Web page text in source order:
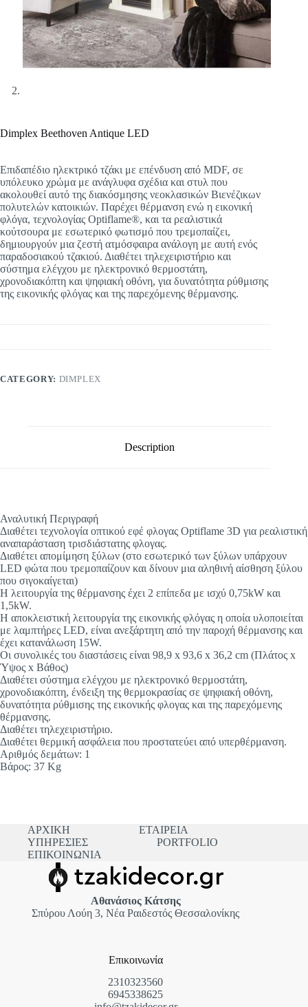
Dimplex Beethoven Antique LED
Eπιδαπέδιο ηλεκτρικό τζάκι με επένδυση από MDF, σε
υπόλευκο χρώμα με ανάγλυφα σχέδια και στυλ που
ακολουθεί αυτό της διακόσμησης νεοκλασικών Βιενέζικων
πολυτελών κατοικιών. Παρέχει θέρμανση ενώ η εικονική
φλόγα, τεχνολογίας Optiflame®, και τα ρεαλιστικά
κούτσουρα με εσωτερικό φωτισμό που τρεμοπαίζει,
δημιουργούν μια ζεστή ατμόσφαιρα ανάλογη με αυτή ενός
παραδοσιακού τζακιού. Διαθέτει τηλεχειριστήριο και
σύστημα ελέγχου με ηλεκτρονικό θερμοστάτη,
χρονοδιακόπτη και ψηφιακή οθόνη, για δυνατότητα ρύθμισης
της εικονικής φλόγας και της παρεχόμενης θέρμανσης.
CATEGORY: DIMPLEX
Description
Αναλυτική Περιγραφή
Διαθέτει τεχνολογία οπτικού εφέ φλογας Optiflame 3D για ρεαλιστική
αναπαράσταση τρισδιάστατης φλογας.
Διαθέτει απομίμηση ξύλων (στο εσωτερικό των ξύλων υπάρχουν
LED φώτα που τρεμοπαίζουν και δίνουν μια αληθινή αίσθηση ξύλου
που σιγοκαίγεται)
Η λειτουργία της θέρμανσης έχει 2 επίπεδα με ισχύ 0,75kW και
1,5kW.
Η αποκλειστική λειτουργία της εικονικής φλόγας η οποία υλοποιείται
με λαμπτήρες LED, είναι ανεξάρτητη από την παροχή θέρμανσης και
έχει κατανάλωση 15W.
Οι συνολικές του διαστάσεις είναι 98,9 x 93,6 x 36,2 cm (Πλάτος x
Ύψος x Βάθος)
Διαθέτει σύστημα ελέγχου με ηλεκτρονικό θερμοστάτη,
χρονοδιακόπτη, ένδειξη της θερμοκρασίας σε ψηφιακή οθόνη,
δυνατότητα ρύθμισης της εικονικής φλογας και της παρεχόμενης
θέρμανσης.
Διαθέτει τηλεχειριστήριο.
Διαθέτει θερμική ασφάλεια που προστατεύει από υπερθέρμανση.
Αριθμός δεμάτων: 1
Βάρος: 37 Kg
ΑΡΧΙΚΗ
ΕΤΑΙΡΕΙΑ
ΥΠΗΡΕΣΙΕΣ
PORTFOLIO
ΕΠΙΚΟΙΝΩΝΙΑ
Αθανάσιος Κάτσης
Σπύρου Λούη 3, Νέα Ραιδεστός Θεσσαλονίκης
Επικοινωνία
2310323560
6945338625